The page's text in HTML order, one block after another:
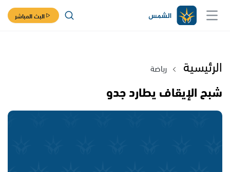
البث المباشر
الرئيسية رياضة
شبح الإيقاف يطارد جدو